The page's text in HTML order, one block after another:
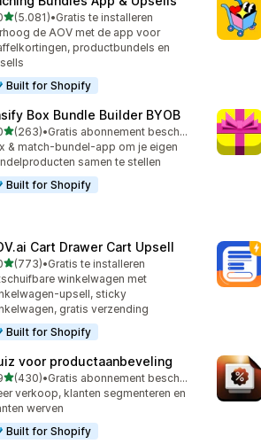
van 5 sterren
(5.081)
recensies in totaal
•Gratis te installeren
de AOV met de app voor
productbundels en
Built for Shopify
Box Bundle Builder BYOB
van 5 sterren
(263)
recensies in totaal
•
Gratis abonnement beschikbaar
& match-bundel-app om je eigen
samen te stellen
Built for Shopify
Cart Drawer Cart Upsell
van 5 sterren
(773)
recensies in totaal
•Gratis te installeren
winkelwagen met
upsell, sticky
gratis verzending
Built for Shopify
voor productaanbeveling
van 5 sterren
(430)
recensies in totaal
•
Gratis abonnement beschikbaar
verkoop, klanten segmenteren en
werven
Built for Shopify